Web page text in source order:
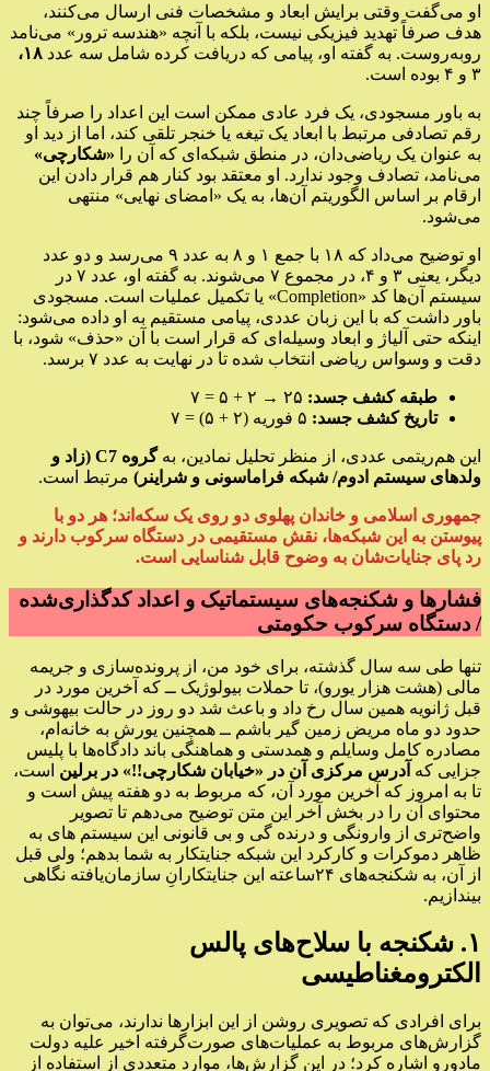
او می‌گفت وقتی برایش ابعاد و مشخصات فنی ارسال می‌کنند،
هدف صرفاً تهدید فیزیکی نیست، بلکه با آنچه «هندسه ترور» می‌نامد
روبه‌روست. به گفته او، پیامی که دریافت کرده شامل سه عدد ۱۸،
۳ و ۴ بوده است.
به باور مسجودی، یک فرد عادی ممکن است این اعداد را صرفاً چند
رقم تصادفی مرتبط با ابعاد یک تیغه یا خنجر تلقی کند، اما از دید او
به عنوان یک ریاضی‌دان، در منطق شبکه‌ای که آن را «شکارچی»
می‌نامد، تصادف وجود ندارد. او معتقد بود کنار هم قرار دادن این
ارقام بر اساس الگوریتم آن‌ها، به یک «امضای نهایی» منتهی
می‌شود.
او توضیح می‌داد که ۱۸ با جمع ۱ و ۸ به عدد ۹ می‌رسد و دو عدد
دیگر، یعنی ۳ و ۴، در مجموع ۷ می‌شوند. به گفته او، عدد ۷ در
سیستم آن‌ها کد «Completion» یا تکمیل عملیات است. مسجودی
باور داشت که با این زبان عددی، پیامی مستقیم به او داده می‌شود:
اینکه حتی آلیاژ و ابعاد وسیله‌ای که قرار است با آن «حذف» شود، با
دقت و وسواس ریاضی انتخاب شده تا در نهایت به عدد ۷ برسد.
طبقه کشف جسد:
تاریخ کشف جسد:
این هم‌ریتمی عددی، از منظر تحلیل نمادین، به
گروه C7 (زاد و
ولدهای سیستم ادوم/ شبکه فراماسونی و شراینر) مرتبط است.
جمهوری اسلامی و خاندان پهلوی دو روی یک سکه‌اند؛ هر دو با
پیوستن به این شبکه‌ها، نقش مستقیمی در دستگاه سرکوب دارند و
رد پای جنایات‌شان به وضوح قابل شناسایی است.
فشارها و شکنجه‌های سیستماتیک و اعداد کدگذاری‌شده
/ دستگاه سرکوب حکومتی
تنها طی سه سال گذشته، برای خود من، از پرونده‌سازی و جریمه
مالی (هشت هزار یورو)، تا حملات بیولوژیک ــ که آخرین مورد در
قبل ژانویه همین سال رخ داد و باعث شد دو روز در حالت بیهوشی و
حدود دو ماه مریض زمین گیر باشم ــ همچنین یورش به خانه‌ام،
مصادره کامل وسایلم و همدستی و هماهنگی باند دادگاه‌ها با پلیس
جزایی که آدرس مرکزی آن در «خیابان شکارچی!!» در برلین است،
تا به امروز که آخرین مورد آن، که مربوط به دو هفته پیش است و
محتوای آن را در بخش آخر این متن توضیح می‌دهم تا تصویر
واضح‌تری از وارونگی و درنده‌ گی و بی قانونی این سیستم های به
ظاهر دموکرات و کارکرد این شبکه جنایتکار به شما بدهم؛ ولی قبل
از آن، به شکنجه‌های ۲۴ساعته این جنایتکارانِ سازمان‌یافته نگاهی
بیندازیم.
۱. شکنجه با سلاح‌های پالس
الکترومغناطیسی
برای افرادی که تصویری روشن از این ابزارها ندارند، می‌توان به
گزارش‌های مربوط به عملیات‌های صورت‌گرفته اخیر علیه دولت
مادورو اشاره کرد؛ در این گزارش‌ها، موارد متعددی از استفاده از